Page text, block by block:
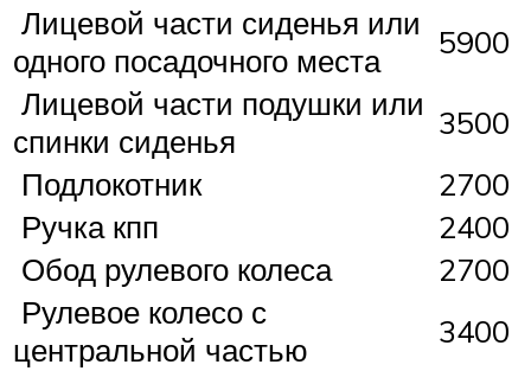
Лицевой части сиденья или
одного посадочного места
5900
Лицевой части подушки или
спинки сиденья
3500
Подлокотник
2700
Ручка кпп
2400
Обод рулевого колеса
2700
Рулевое колесо с
центральной частью
3400